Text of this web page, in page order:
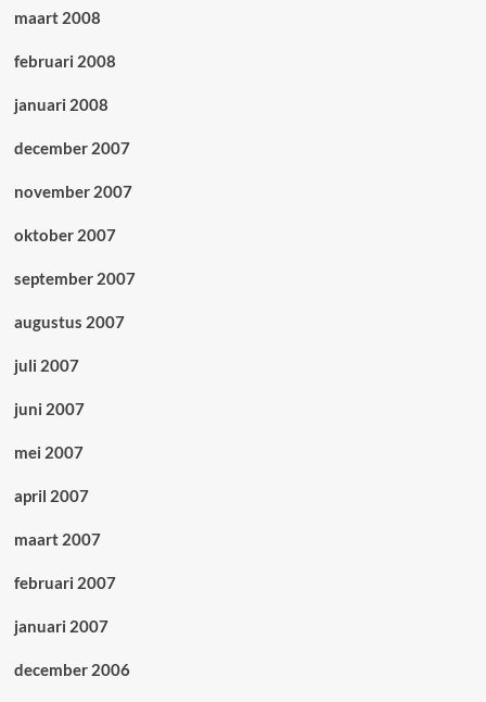
maart 2008
februari 2008
januari 2008
december 2007
november 2007
oktober 2007
september 2007
augustus 2007
juli 2007
juni 2007
mei 2007
april 2007
maart 2007
februari 2007
januari 2007
december 2006